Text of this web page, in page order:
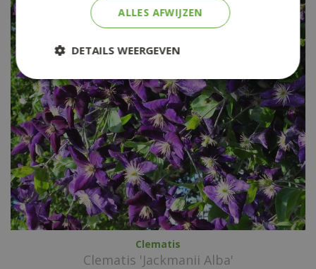
Clematis
Clematis 'Jackmanii Alba'
ALLES AFWIJZEN
DETAILS WEERGEVEN